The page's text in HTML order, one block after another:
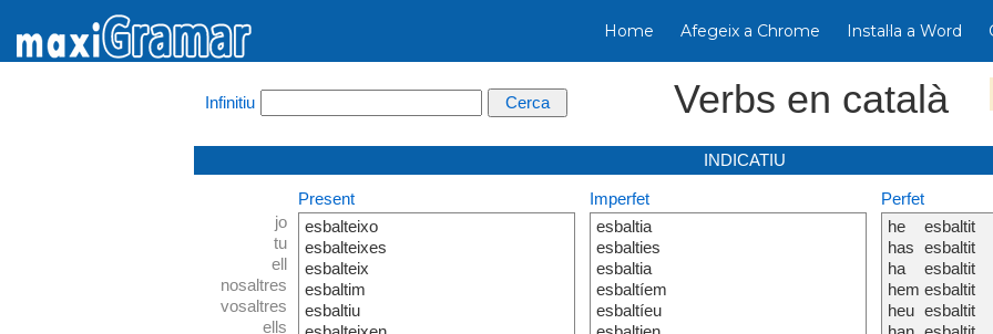
Home Afegeix a Chrome Instal·la a Word
Infinitiu Verbs en català
INDICATIU
jo
tu
ell
nosaltres
vosaltres
ells
Present
esbalteixo
esbalteixes
esbalteix
esbaltim
esbaltiu
Imperfet
esbaltia
esbalties
esbaltia
esbaltíem
esbaltíeu
Perfet
he
has
ha
hem
heu
esbaltit
esbaltit
esbaltit
esbaltit
esbaltit